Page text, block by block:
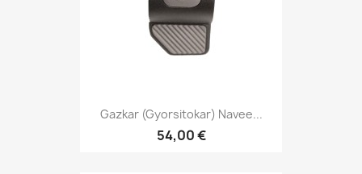
Gazkar (gyorsitokar) Navee...
54,00 €